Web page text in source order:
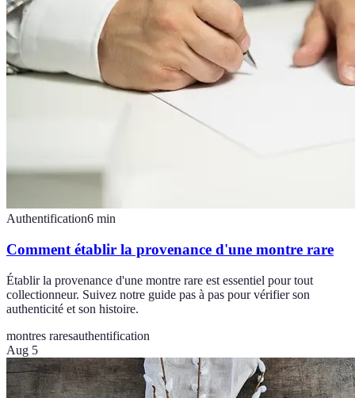
Authentification6 min
Comment établir la provenance d'une montre rare
Établir la provenance d'une montre rare est essentiel pour tout
collectionneur. Suivez notre guide pas à pas pour vérifier son
authenticité et son histoire.
montres raresauthentification
Aug 5